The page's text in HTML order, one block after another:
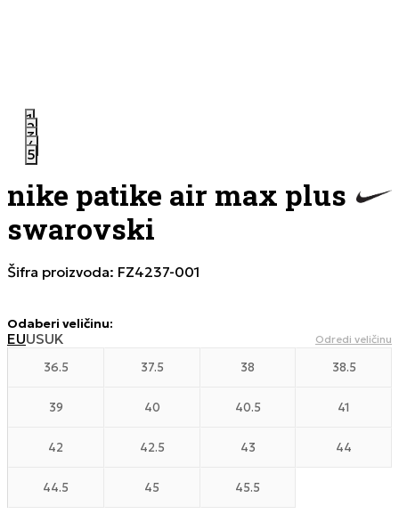
1
2
3
4
5
nike patike air max plus
swarovski
Šifra proizvoda: FZ4237-001
Odaberi veličinu:
EUUSUK Odredi veličinu
36.5 37.5 38 38.5
39 40 40.5 41
42 42.5 43 44
44.5 45 45.5